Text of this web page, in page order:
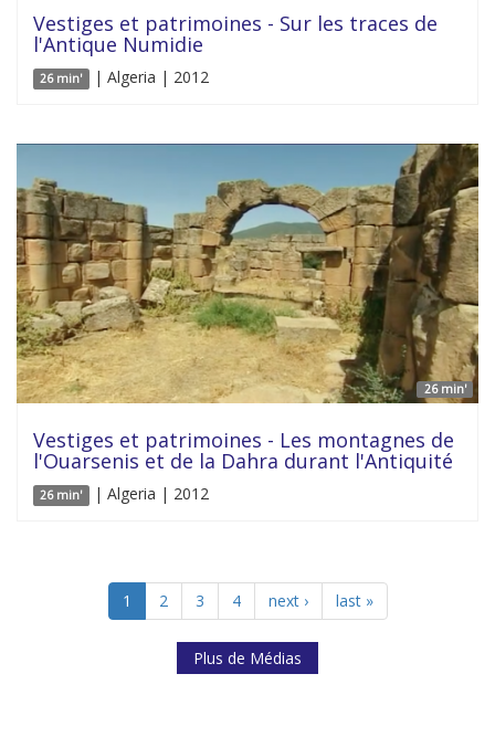
Vestiges et patrimoines - Sur les traces de
l'Antique Numidie
26 min' | Algeria | 2012
26 min'
Vestiges et patrimoines - Les montagnes de
l'Ouarsenis et de la Dahra durant l'Antiquité
26 min' | Algeria | 2012
1 2 3 4 next › last »
Plus de Médias